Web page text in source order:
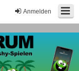
Anmelden